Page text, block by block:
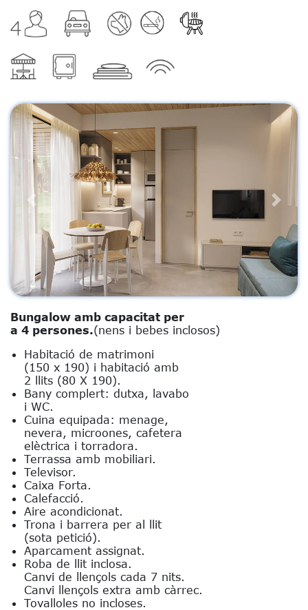
Previous Next
Bungalow amb capacitat per
a 4 persones.(nens i bebes inclosos)
Habitació de matrimoni
(150 x 190) i habitació amb
2 llits (80 X 190).
Bany complert: dutxa, lavabo
i WC.
Cuina equipada: menage,
nevera, microones, cafetera
elèctrica i torradora.
Terrassa amb mobiliari.
Televisor.
Caixa Forta.
Calefacció.
Aire acondicionat.
Trona i barrera per al llit
(sota petició).
Aparcament assignat.
Roba de llit inclosa.
Canvi de llençols cada 7 nits.
Canvi llençols extra amb càrrec.
Tovalloles no incloses.